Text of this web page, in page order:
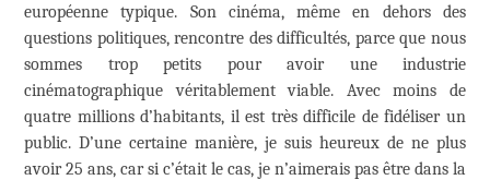
européenne typique. Son cinéma, même en dehors des
questions politiques, rencontre des difficultés, parce que nous
sommes trop petits pour avoir une industrie
cinématographique véritablement viable. Avec moins de
quatre millions d’habitants, il est très difficile de fidéliser un
public. D’une certaine manière, je suis heureux de ne plus
avoir 25 ans, car si c’était le cas, je n’aimerais pas être dans la